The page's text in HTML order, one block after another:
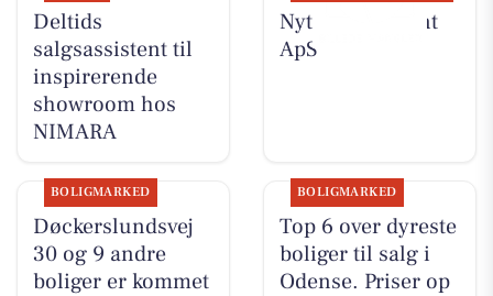
Deltids
salgsassistent til
inspirerende
showroom hos
NIMARA
Nyt fra Fairpaint
ApS
BOLIGMARKED
Døckerslundsvej
30 og 9 andre
boliger er kommet
BOLIGMARKED
Top 6 over dyreste
boliger til salg i
Odense. Priser op